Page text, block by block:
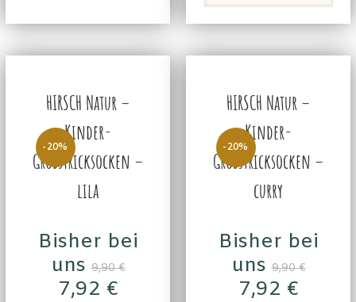
-20%
HIRSCH Natur –
Kinder-
Grobstricksocken –
lila
Bisher bei
uns 9,90€
7,92 €
-20%
HIRSCH Natur –
Kinder-
Grobstricksocken –
curry
Bisher bei
uns 9,90€
7,92 €